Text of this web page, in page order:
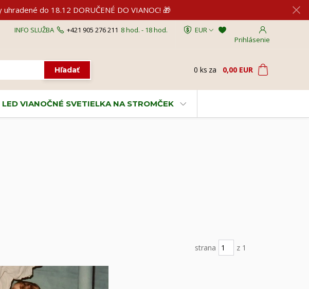
do 18.12 DORUČENÉ DO VIANOC! 🎁
EUR
Prihlásenie
Hľadať
INFO SLUŽBA +421 905 276 211 8 hod. - 18 hod.
0 ks za 0,00 EUR
LED VIANOČNÉ SVETIELKA NA STROMČEK
strana z 1